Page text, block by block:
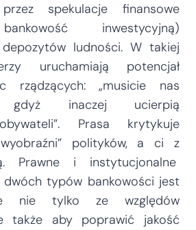
spekulacje finansowe
inwestycyjną)
depozytów ludności. W takiej
uruchamiają potencjał
rządzących: „musicie nas
gdyż inaczej ucierpią
Prasa krytykuje
wyobraźni” polityków, a ci z
Prawne i instytucjonalne
dwóch typów bankowości jest
nie tylko ze względów
także aby poprawić jakość